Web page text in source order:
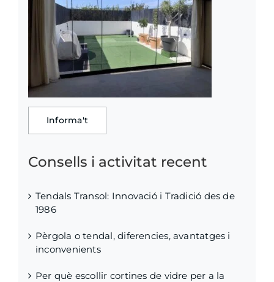
Informa't
Consells i activitat recent
Tendals Transol: Innovació i Tradició des de
1986
Pèrgola o tendal, diferencies, avantatges i
inconvenients
Per què escollir cortines de vidre per a la